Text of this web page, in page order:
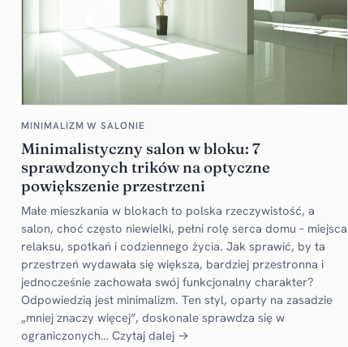
MINIMALIZM W SALONIE
Minimalistyczny salon w bloku: 7
sprawdzonych trików na optyczne
powiększenie przestrzeni
Małe mieszkania w blokach to polska rzeczywistość, a
salon, choć często niewielki, pełni rolę serca domu – miejsca
relaksu, spotkań i codziennego życia. Jak sprawić, by ta
przestrzeń wydawała się większa, bardziej przestronna i
jednocześnie zachowała swój funkcjonalny charakter?
Odpowiedzią jest minimalizm. Ten styl, oparty na zasadzie
„mniej znaczy więcej”, doskonale sprawdza się w
ograniczonych… Czytaj dalej →